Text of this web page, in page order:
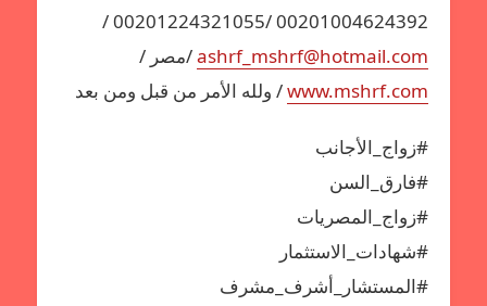
00201004624392 /00201224321055 /
ashrf_mshrf@hotmail.com/مصر /
www.mshrf.com/ ولله الأمر من قبل ومن بعد
#زواج_الأجانب
#فارق_السن
#زواج_المصريات
#شهادات_الاستثمار
#المستشار_أشرف_مشرف